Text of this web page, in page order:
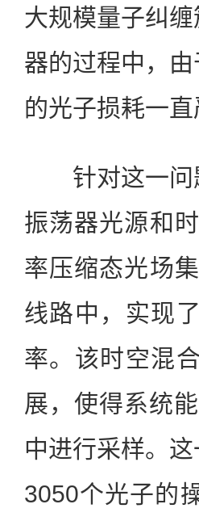
大规模量子纠
器的过程中，
的光子损耗一
针对这一问
振荡器光源和
率压缩态光场
线路中，实现
率。该时空混
展，使得系统
中进行采样。
3050个光子的